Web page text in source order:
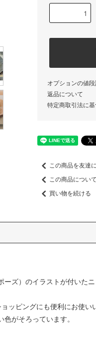
オプションの値段
返品について
特定商取引法に
この商品を友達
この商品につい
買い物を続ける
ズ）のイラストが付いたニ
ッピングにも便利にお使い
がそろっています。